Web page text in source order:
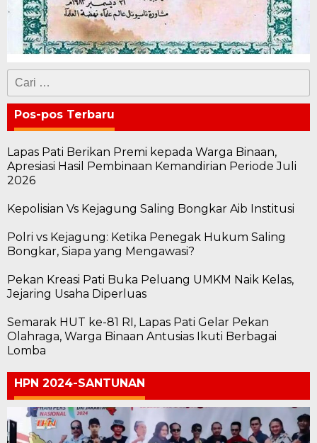
Cari
untuk:
Pos-pos Terbaru
Lapas Pati Berikan Premi kepada Warga Binaan,
Apresiasi Hasil Pembinaan Kemandirian Periode Juli
2026
Kepolisian Vs Kejagung Saling Bongkar Aib Institusi
Polri vs Kejagung: Ketika Penegak Hukum Saling
Bongkar, Siapa yang Mengawasi?
Pekan Kreasi Pati Buka Peluang UMKM Naik Kelas,
Jejaring Usaha Diperluas
Semarak HUT ke-81 RI, Lapas Pati Gelar Pekan
Olahraga, Warga Binaan Antusias Ikuti Berbagai
Lomba
HPN 2024-SANTUNAN